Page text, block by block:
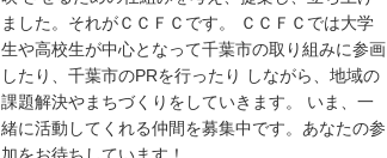
ました。それがＣＣＦＣです。 ＣＣＦＣでは大学
生や高校生が中心となって千葉市の取り組みに参画
したり、千葉市のPRを行ったり しながら、地域の
課題解決やまちづくりをしていきます。 いま、一
緒に活動してくれる仲間を募集中です。あなたの参
加をお待ちしています！